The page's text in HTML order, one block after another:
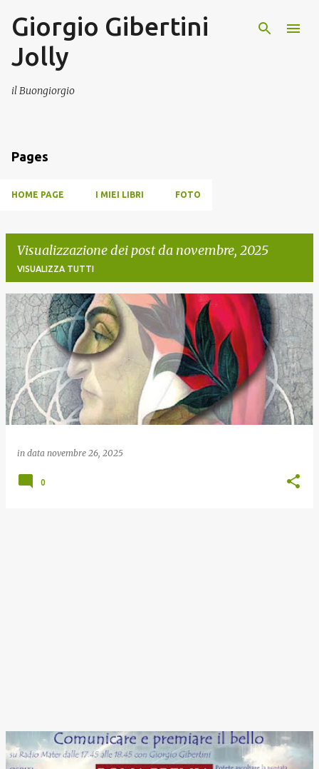
Passa ai contenuti principali
Giorgio Gibertini
Jolly
il Buongiorgio
Pages
HOME PAGE I MIEI LIBRI FOTO
Visualizzazione dei post da novembre, 2025
VISUALIZZA TUTTI
P
o
s
t
in data novembre 26, 2025
0